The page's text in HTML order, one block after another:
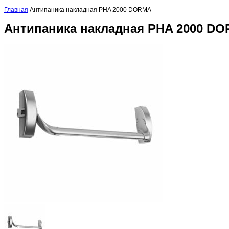
Главная Антипаника накладная PHA 2000 DORMA
Антипаника накладная PHA 2000